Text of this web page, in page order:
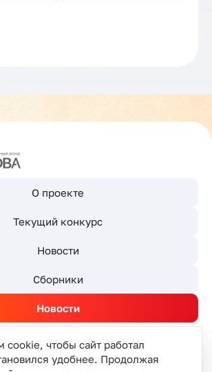
О проекте
Текущий конкурс
Новости
Сборники
Новости
cookie, чтобы сайт работал
удобнее. Продолжая